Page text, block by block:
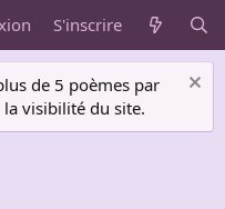
S'inscrire
de 5 poèmes par
visibilité du site.